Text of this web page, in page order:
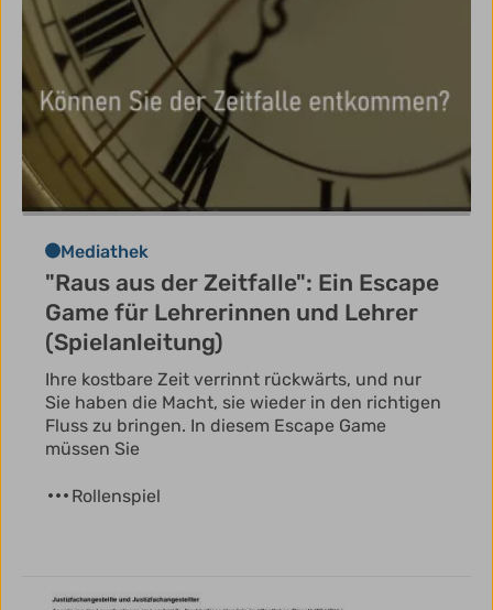
Mediathek
"Raus aus der Zeitfalle": Ein Escape
Game für Lehrerinnen und Lehrer
(Spielanleitung)
Ihre kostbare Zeit verrinnt rückwärts, und nur
Sie haben die Macht, sie wieder in den richtigen
Fluss zu bringen. In diesem Escape Game
müssen Sie
Rollenspiel